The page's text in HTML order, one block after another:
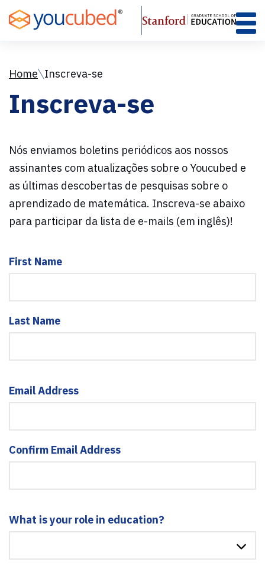
to
Content
Home Inscreva-se
Inscreva-se
Nós enviamos boletins periódicos aos nossos
assinantes com atualizações sobre o Youcubed e
as últimas descobertas de pesquisas sobre o
aprendizado de matemática. Inscreva-se abaixo
para participar da lista de e-mails (em inglês)!
First Name
Last Name
Email Address
Confirm Email Address
What is your role in education?